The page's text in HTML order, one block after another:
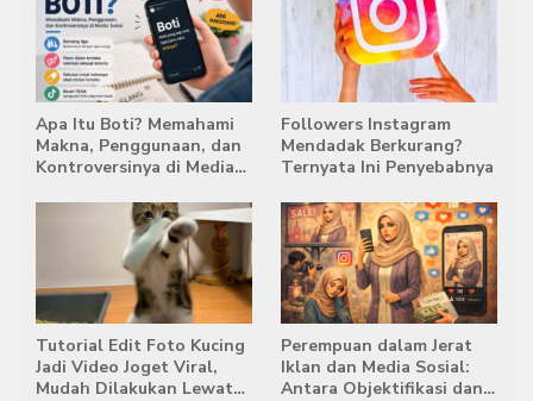
Apa Itu Boti? Memahami
Makna, Penggunaan, dan
Kontroversinya di Media
Followers Instagram
Mendadak Berkurang?
Ternyata Ini Penyebabnya
Tutorial Edit Foto Kucing
Jadi Video Joget Viral,
Mudah Dilakukan Lewat
Perempuan dalam Jerat
Iklan dan Media Sosial:
Antara Objektifikasi dan